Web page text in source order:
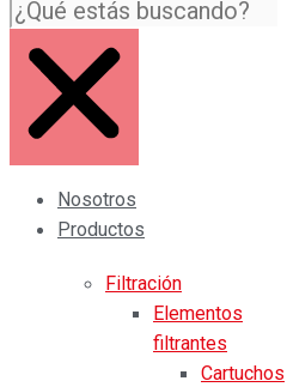
Nosotros
Productos
Filtración
Elementos
filtrantes
Cartuchos